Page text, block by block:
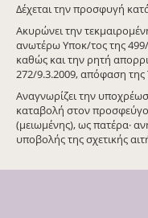
Δέχεται την προσφυγή
Ακυρώνει την
ανωτέρω Υποκ/τος της
καθώς και την ρητή
272/9.3.2009, απόφαση της
Αναγνωρίζει την
καταβολή στον
(μειωμένης), ως πατέρα·
υποβολής της σχετικής